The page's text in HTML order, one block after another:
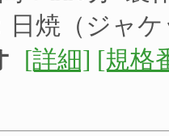
焼（ジャ
[詳細] [規格